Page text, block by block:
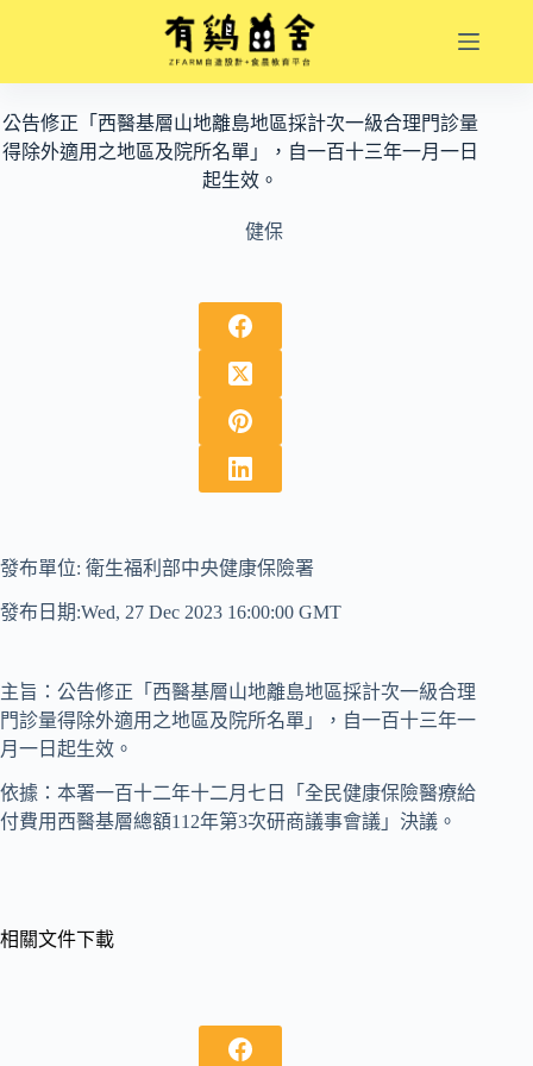
內
容
公告修正「西醫基層山地離島地區採計次一級合理門診量
得除外適用之地區及院所名單」，自一百十三年一月一日
起生效。
健保
發布單位: 衛生福利部中央健康保險署
發布日期:Wed, 27 Dec 2023 16:00:00 GMT
主旨：公告修正「西醫基層山地離島地區採計次一級合理
門診量得除外適用之地區及院所名單」，自一百十三年一
月一日起生效。
依據：本署一百十二年十二月七日「全民健康保險醫療給
付費用西醫基層總額112年第3次研商議事會議」決議。
相關文件下載